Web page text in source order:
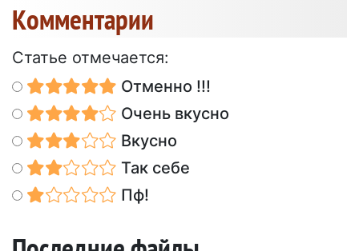
Kомментарии
Статье отмечается:
Отменно !!!
Очень вкусно
Вкусно
Так себе
Пф!